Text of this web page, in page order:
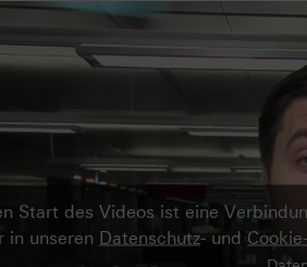
Start des Videos ist eine
in unseren Datenschutz- und